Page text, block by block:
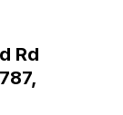
Rd